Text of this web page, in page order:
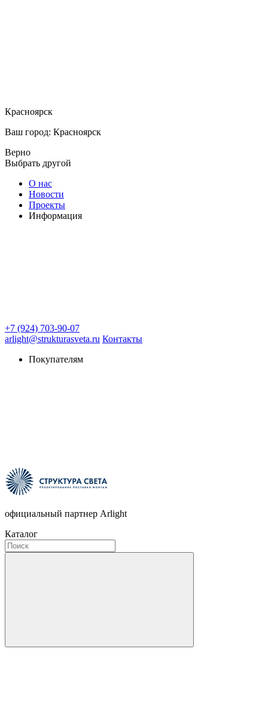
Красноярск
Ваш город: Красноярск
Верно
Выбрать другой
О нас
Новости
Проекты
Информация
+7 (924) 703-90-07
arlight@strukturasveta.ru Контакты
Покупателям
официальный партнер Arlight
Каталог